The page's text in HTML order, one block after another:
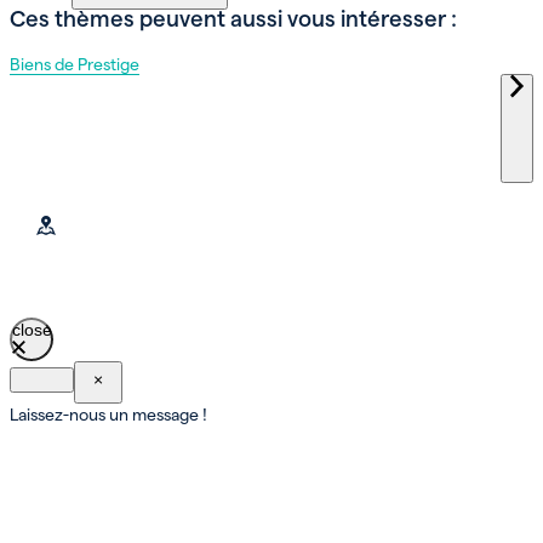
Ces thèmes peuvent aussi vous intéresser :
Biens de Prestige
close
×
Laissez-nous un message !